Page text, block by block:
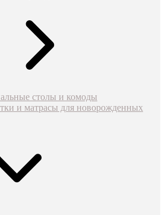
столы и комоды
и матрасы для новорожденных